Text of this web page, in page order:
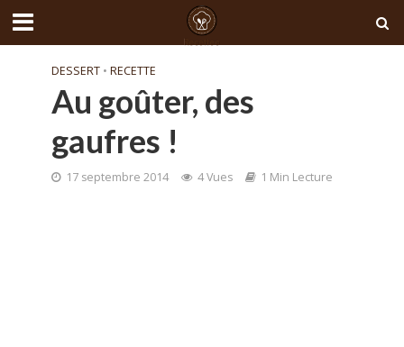
DESSERT • RECETTE
Au goûter, des
gaufres !
17 septembre 2014 4 Vues 1 Min Lecture